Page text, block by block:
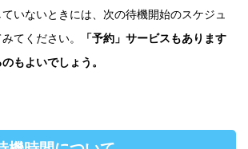
いないときには、次の待機開始のスケジュ
てください。
「予約」サービスもあります
もよいでしょう。